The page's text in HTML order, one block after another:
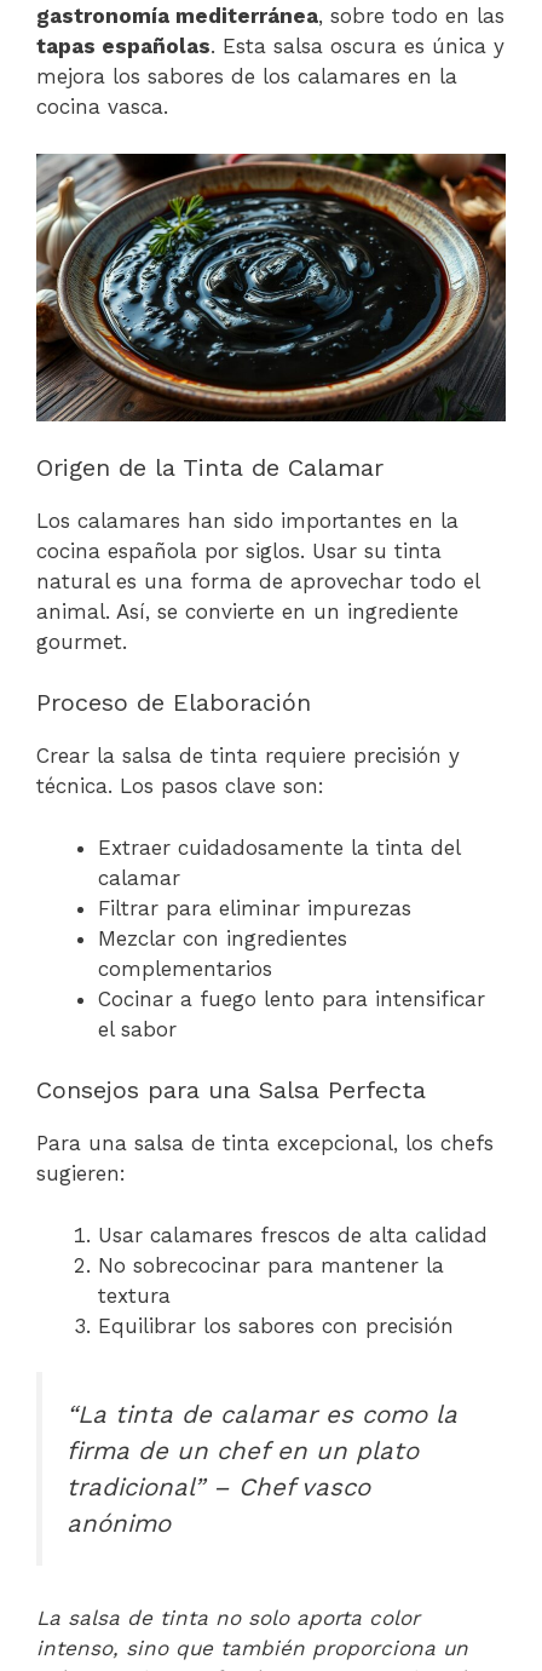
gastronomía mediterránea, sobre todo en las
tapas españolas. Esta salsa oscura es única y
mejora los sabores de los calamares en la
cocina vasca.
Origen de la Tinta de Calamar
Los calamares han sido importantes en la
cocina española por siglos. Usar su tinta
natural es una forma de aprovechar todo el
animal. Así, se convierte en un ingrediente
gourmet.
Proceso de Elaboración
Crear la salsa de tinta requiere precisión y
técnica. Los pasos clave son:
Extraer cuidadosamente la tinta del
calamar
Filtrar para eliminar impurezas
Mezclar con ingredientes
complementarios
Cocinar a fuego lento para intensificar
el sabor
Consejos para una Salsa Perfecta
Para una salsa de tinta excepcional, los chefs
sugieren:
Usar calamares frescos de alta calidad
No sobrecocinar para mantener la
textura
Equilibrar los sabores con precisión
“La tinta de calamar es como la
firma de un chef en un plato
tradicional” – Chef vasco
anónimo
La salsa de tinta no solo aporta color
intenso, sino que también proporciona un